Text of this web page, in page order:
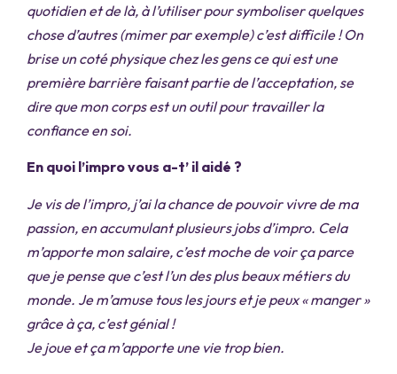
quotidien et de là, à l’utiliser pour symboliser quelques
chose d’autres (mimer par exemple) c’est difficile ! On
brise un coté physique chez les gens ce qui est une
première barrière faisant partie de l’acceptation, se
dire que mon corps est un outil pour travailler la
confiance en soi.
En quoi l’impro vous a-t’ il aidé ?
Je vis de l’impro, j’ai la chance de pouvoir vivre de ma
passion, en accumulant plusieurs jobs d’impro. Cela
m’apporte mon salaire, c’est moche de voir ça parce
que je pense que c’est l’un des plus beaux métiers du
monde. Je m’amuse tous les jours et je peux « manger »
grâce à ça, c’est génial !
Je joue et ça m’apporte une vie trop bien.